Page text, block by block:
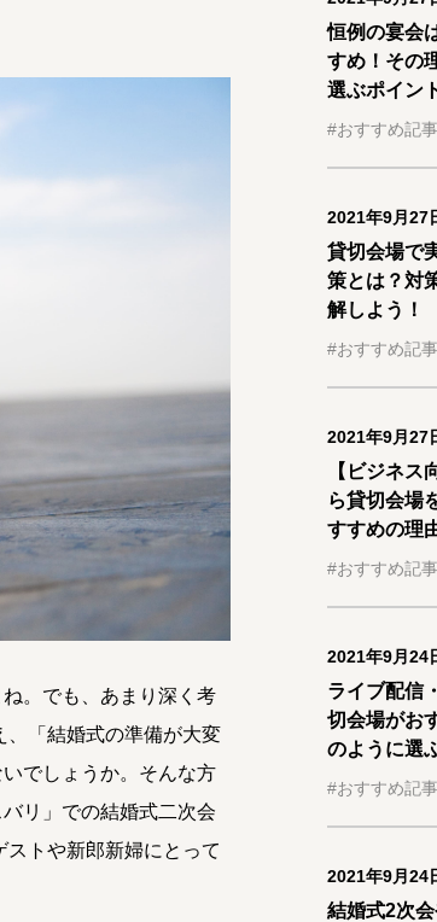
。でも、あまり深く考
、「結婚式の準備が大変
でしょうか。そんな方
リ」での結婚式二次会
トや新郎新婦にとって
恒例の宴会
すめ！その
選ぶポイン
#おすすめ記事
2021年9月27
貸切会場で
策とは？対
解しよう！
#おすすめ記事
2021年9月27
【ビジネス
ら貸切会場
すすめの理
#おすすめ記事
2021年9月24
ライブ配信
切会場がお
のように選
#おすすめ記事
2021年9月24
結婚式2次